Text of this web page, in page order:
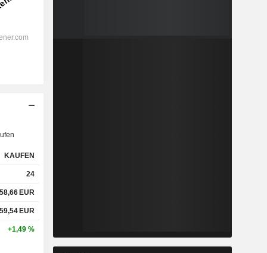
KAUFEN
24
58,66 EUR
59,54 EUR
+1,49 %